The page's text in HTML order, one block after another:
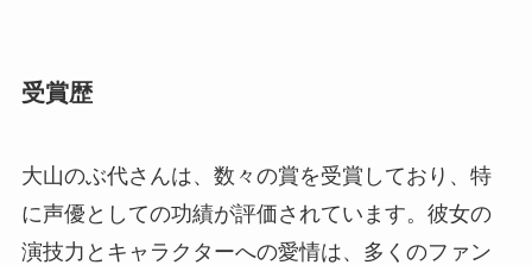
受賞歴
大山のぶ代さんは、数々の賞を受賞しており、特
に声優としての功績が評価されています。彼女の
演技力とキャラクターへの愛情は、多くのファン